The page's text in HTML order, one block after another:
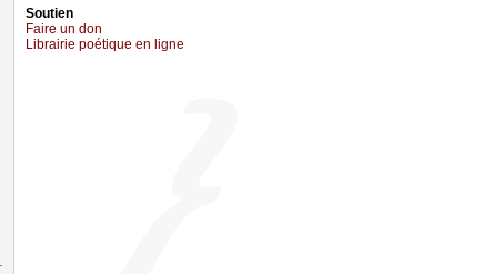
Sоutien
Fаirе un dоn
Librairiе pоétique en lignе